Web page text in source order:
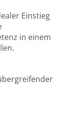
Einstieg
in einem